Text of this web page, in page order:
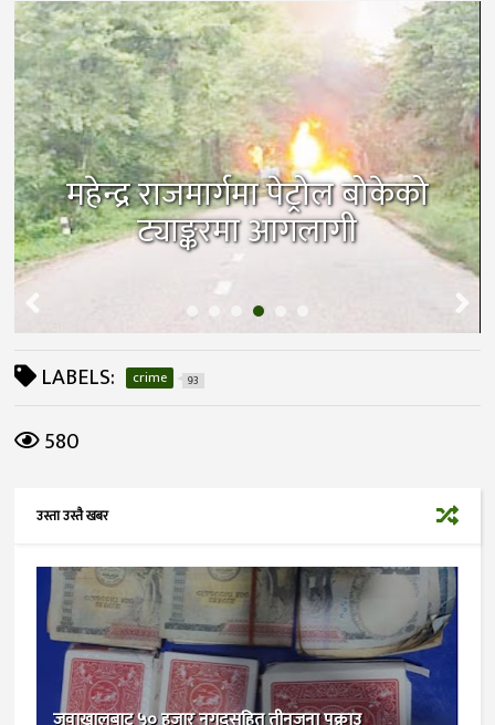
महेन्द्र राजमार्गमा पेट्रोल बोकेको
ट्याङ्करमा आगलागी
LABELS: crime 93
580
उस्ता उस्तै खबर